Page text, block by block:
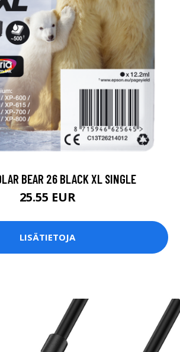
BEAR 26 BLACK XL SINGLE
25.55 EUR
LISÄTIETOJA